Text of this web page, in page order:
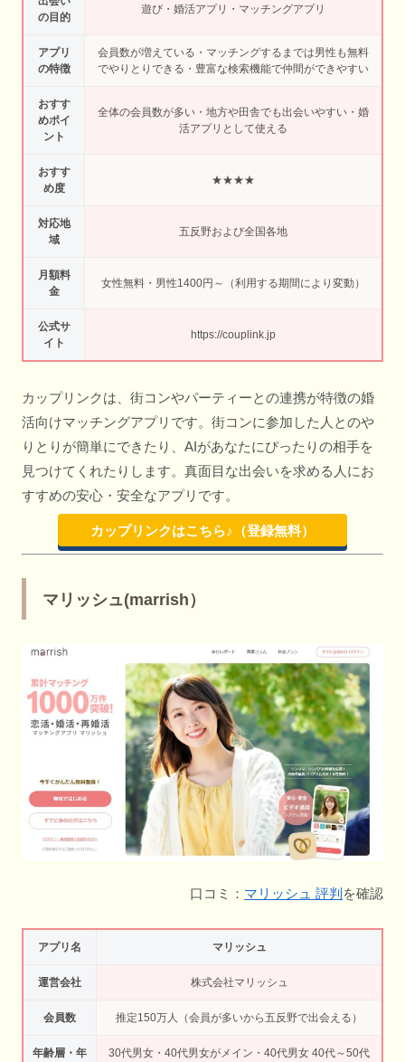
の目的
遊び・婚活アプリ・マッチングアプリ
アプリ
の特徴
会員数が増えている・マッチングするまでは男性も無料
でやりとりできる・豊富な検索機能で仲間ができやすい
おすす
めポイ
ント
全体の会員数が多い・地方や田舎でも出会いやすい・婚
活アプリとして使える
おすす
め度
★★★★
対応地
域
五反野および全国各地
月額料
金
女性無料・男性1400円～（利用する期間により変動）
公式サ
イト
https://couplink.jp
カップリンクは、街コンやパーティーとの連携が特徴の婚
活向けマッチングアプリです。街コンに参加した人とのや
りとりが簡単にできたり、AIがあなたにぴったりの相手を
見つけてくれたりします。真面目な出会いを求める人にお
すすめの安心・安全なアプリです。
カップリンクはこちら♪（登録無料）
マリッシュ(marrish）
口コミ： マリッシュ 評判 を確認
アプリ名 マリッシュ
運営会社 株式会社マリッシュ
会員数 推定150万人（会員が多いから五反野で出会える）
年齢層・年
30代男女・40代男女がメイン・40代男女 40代～50代